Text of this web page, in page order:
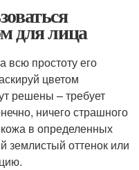
для лица
всю простоту его
цветом
решены – требует
ничего страшного
в определенных
землистый оттенок или